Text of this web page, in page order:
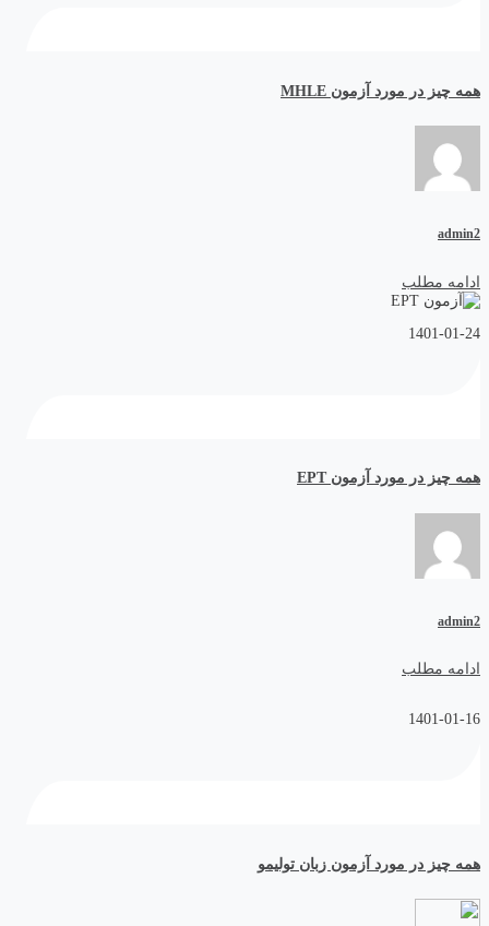
همه چیز در مورد آزمون MHLE
admin2
ادامه مطلب
1401-01-24
همه چیز در مورد آزمون EPT
admin2
ادامه مطلب
1401-01-16
همه چیز در مورد آزمون زبان تولیمو